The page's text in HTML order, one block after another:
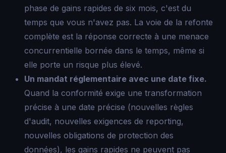
phase de gains rapides de six mois, c'est du
temps que vous n'avez pas. La voie de la refonte
complète est la réponse correcte à une menace
concurrentielle bornée dans le temps, même si
elle porte un risque plus élevé.
Un mandat réglementaire avec une date fixe.
Quand la conformité exige une transformation
précise à une date précise (nouvelles règles
d'audit, nouvelles exigences de reporting,
nouvelles obligations de protection des
données), les gains rapides ne peuvent pas